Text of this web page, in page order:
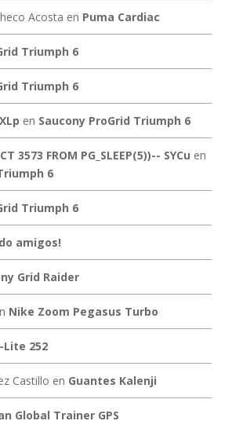
Acosta en Puma Cardiac
Triumph 6
Triumph 6
en Saucony ProGrid Triumph 6
3573 FROM PG_SLEEP(5))-- SYCu en
6
Triumph 6
amigos!
Grid Raider
Nike Zoom Pegasus Turbo
Lite 252
Castillo en Guantes Kalenji
Global Trainer GPS